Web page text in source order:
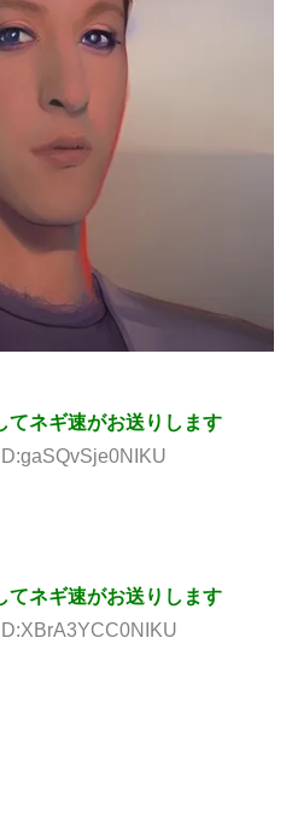
てネギ速がお送りします
てネギ速がお送りします